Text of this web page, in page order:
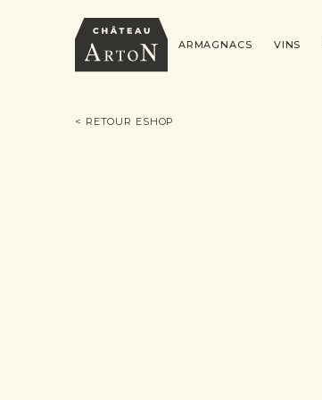
ARMAGNACS VINS
< RETOUR ESHOP